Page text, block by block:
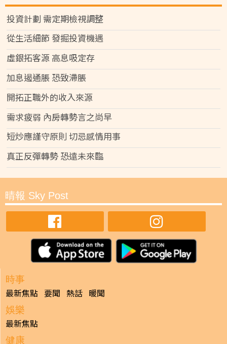
投資計劃 需定期檢視調整
從生活細節 發掘投資機遇
虛銀拓客源 高息吸定存
加息遏通脹 恐致滯脹
開拓正職外的收入來源
需求疲弱 內房轉勢言之尚早
短炒應謹守原則 切忌感情用事
真正反彈轉勢 恐遠未來臨
晴報 Sky Post
時事
最新焦點 要聞 熱話 暖聞
娛樂
最新焦點
健康